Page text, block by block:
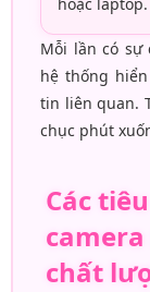
Mỗi lần có sự
hệ thống
tin liên quan.
chục phút
Các
chất